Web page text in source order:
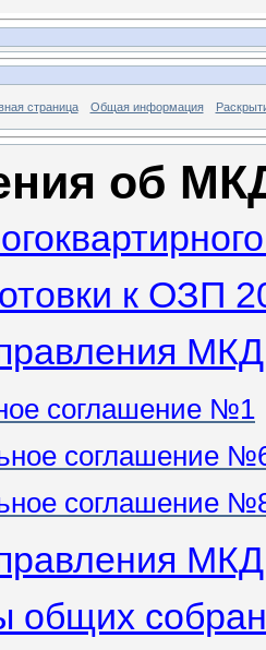
страница Общая информация
об
к ОЗП
соглашение №1
соглашение
соглашение
общих